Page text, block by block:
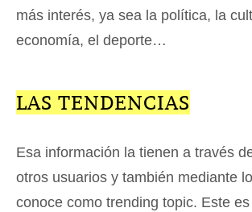
más interés, ya sea la política, la
economía, el deporte…
LAS TENDENCIAS
Esa información la tienen a través
otros usuarios y también mediante
conoce como trending topic. Este